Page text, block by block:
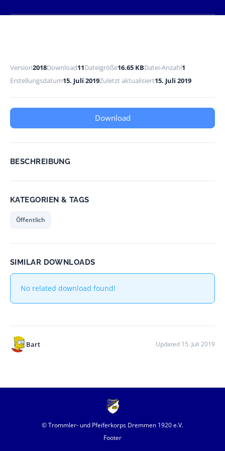
Version2018Download11Dateigröße16.65 KBDatei-Anzahl1
Erstellungsdatum15. Juli 2019Zuletzt aktualisiert15. Juli 2019
Download
BESCHREIBUNG
KATEGORIEN & TAGS
Öffentlich
SIMILAR DOWNLOADS
No related download found!
Bart Updated 15. Juli 2019
© Trommler- und Pfeiferkorps Dremmen 1920 e.V.
Footer